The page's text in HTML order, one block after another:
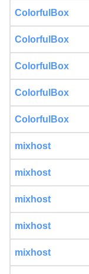
ColorfulBox
ColorfulBox
ColorfulBox
ColorfulBox
ColorfulBox
mixhost
mixhost
mixhost
mixhost
mixhost